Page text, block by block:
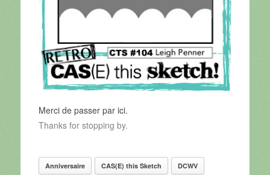
Merci de passer par ici.
Thanks for stopping by.
Anniversaire CAS(E) this Sketch DCWV